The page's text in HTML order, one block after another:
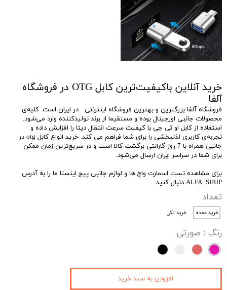
خرید آنلاین باکیفیت‌ترین کابل OTG در فروشگاه
آلفا
فروشگاه آلفا بزرگترین و بهترین فروشگاه اینترنتی در ایران است. کلیه‌ی
محصولات جانبی اورجینال بوده و مستقیما از برند تولید‌کننده وارد می‌شود.
استفاده از کابل او تی جی با کیفیت سرعت انتقال دیتا را افزایش داده و
تجربه‌ی کاربری لذتبخشی را برای شما فراهم می کند. خرید انواع کابل otg در
جانبی همراه با 7 روز گارانتی برگشت کالا است و در سریع‌ترین زمان ممکن
برای شما در سراسر ایران ارسال می‌شود.
برای مشاهده تست اسمارت واچ ها و لوازم جانبی پیج اینستا ما را به آدرس
ALFA_SHUP دنبال کنید.
تعداد
خرید عمده خرید تکی
رنگ : صورتی
افزودن به سبد خرید